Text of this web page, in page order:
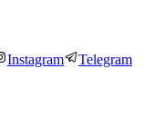
Instagram Telegram